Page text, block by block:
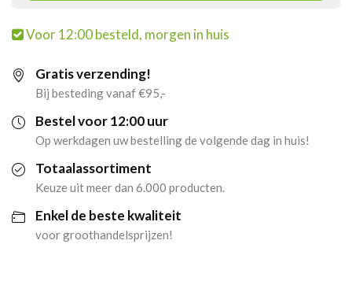
(20x
44gr)
aantal
Voor 12:00 besteld, morgen in huis
Gratis verzending!
Bij besteding vanaf €95,-
Bestel voor 12:00 uur
Op werkdagen uw bestelling de volgende dag in huis!
Totaalassortiment
Keuze uit meer dan 6.000 producten.
Enkel de beste kwaliteit
voor groothandelsprijzen!